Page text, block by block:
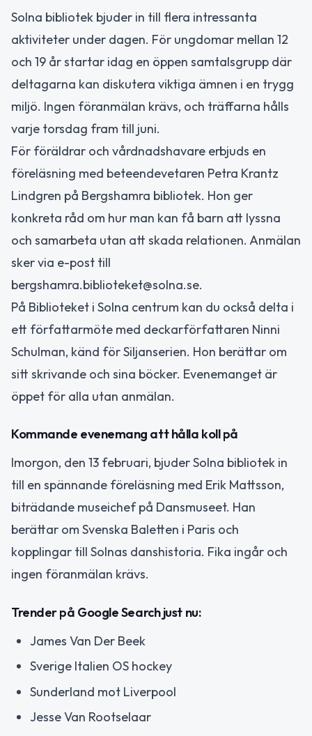
Solna bibliotek bjuder in till flera intressanta
aktiviteter under dagen. För ungdomar mellan 12
och 19 år startar idag en öppen samtalsgrupp där
deltagarna kan diskutera viktiga ämnen i en trygg
miljö. Ingen föranmälan krävs, och träffarna hålls
varje torsdag fram till juni.
För föräldrar och vårdnadshavare erbjuds en
föreläsning med beteendevetaren Petra Krantz
Lindgren på Bergshamra bibliotek. Hon ger
konkreta råd om hur man kan få barn att lyssna
och samarbeta utan att skada relationen. Anmälan
sker via e-post till
bergshamra.biblioteket@solna.se.
På Biblioteket i Solna centrum kan du också delta i
ett författarmöte med deckarförfattaren Ninni
Schulman, känd för Siljanserien. Hon berättar om
sitt skrivande och sina böcker. Evenemanget är
öppet för alla utan anmälan.
Kommande evenemang att hålla koll på
Imorgon, den 13 februari, bjuder Solna bibliotek in
till en spännande föreläsning med Erik Mattsson,
biträdande museichef på Dansmuseet. Han
berättar om Svenska Baletten i Paris och
kopplingar till Solnas danshistoria. Fika ingår och
ingen föranmälan krävs.
Trender på Google Search just nu:
James Van Der Beek
Sverige Italien OS hockey
Sunderland mot Liverpool
Jesse Van Rootselaar